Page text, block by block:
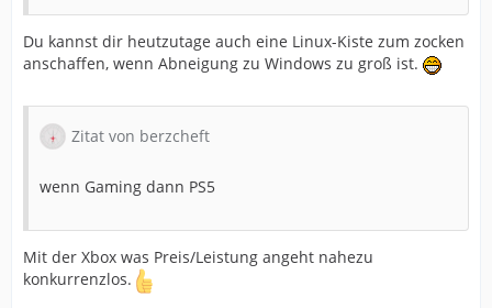
Du kannst dir heutzutage auch eine Linux-Kiste zum zocken
anschaffen, wenn Abneigung zu Windows zu groß ist.
Zitat von berzcheft
wenn Gaming dann PS5
Mit der Xbox was Preis/Leistung angeht nahezu
konkurrenzlos.